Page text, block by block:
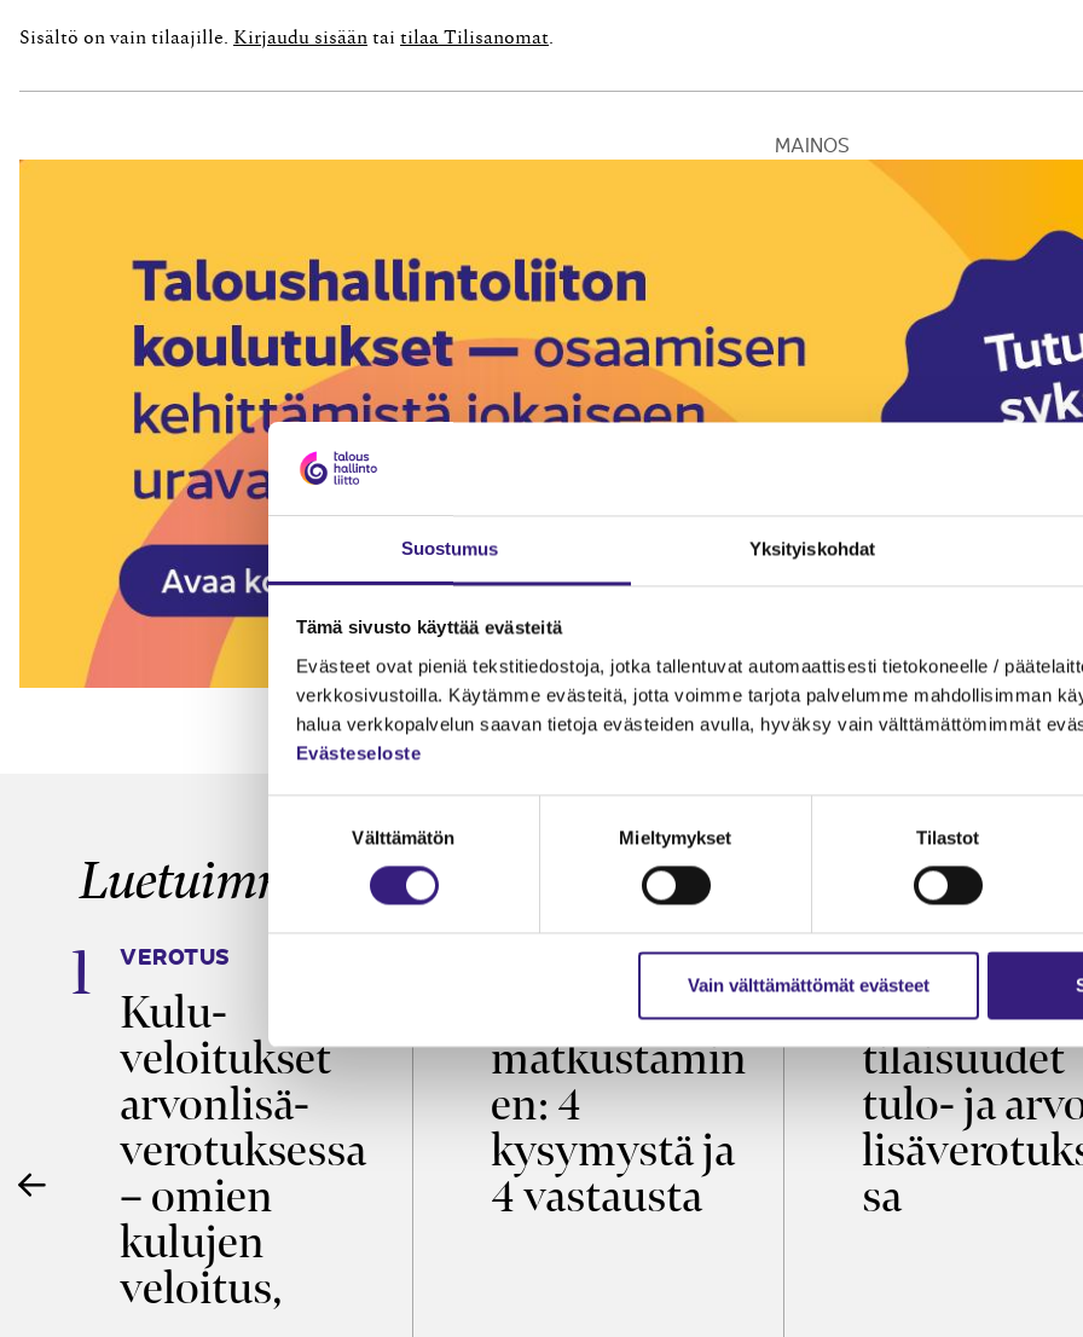
Suostumus Yksityiskohdat
Tämä sivusto käyttää evästeitä
Evästeet ovat pieniä tekstitiedostoja, jotka tallentuvat automaattisesti tietokoneelle /
verkkosivustoilla. Käytämme evästeitä, jotta voimme tarjota palvelumme mahdollisimman
halua verkkopalvelun saavan tietoja evästeiden avulla, hyväksy vain välttämättömimmät
Evästeseloste
Välttämätön Mieltymykset Tilastot
Vain välttämättömät evästeet
Sisältö on vain tilaajille. Kirjaudu sisään tai tilaa Tilisanomat
MAINOS
Luetuimmat
VEROTUS
Kulu­
veloitukset
arvon­lisä­
verotuksessa
– omien
kulujen
veloitus,
Työaikalaki ja
matkustamin
en: 4
kysymystä ja
4 vastausta
VEROTUS
Virkistys­
tilaisuudet
tulo- ja
sa